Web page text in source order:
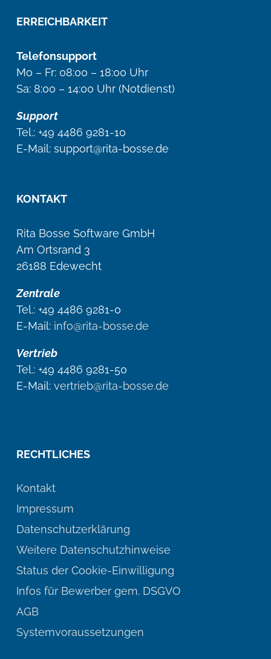
ERREICHBARKEIT
Telefonsupport
Mo – Fr: 08:00 – 18:00 Uhr
Sa: 8:00 – 14:00 Uhr (Notdienst)
Support
Tel.: +49 4486 9281-10
E-Mail: support@rita-bosse.de
KONTAKT
Rita Bosse Software GmbH
Am Ortsrand 3
26188 Edewecht
Zentrale
Tel.: +49 4486 9281-0
E-Mail: info@rita-bosse.de
Vertrieb
Tel.: +49 4486 9281-50
E-Mail: vertrieb@rita-bosse.de
RECHTLICHES
Kontakt
Impressum
Datenschutzerklärung
Weitere Datenschutzhinweise
Status der Cookie-Einwilligung
Infos für Bewerber gem. DSGVO
AGB
Systemvoraussetzungen